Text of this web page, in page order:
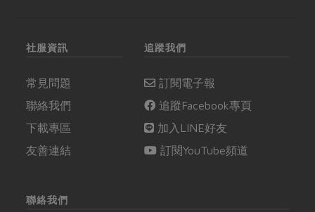
社服資訊
常見問題
聯絡我們
下載專區
友善連結
追蹤我們
訂閱電子報
追蹤Facebook專頁
加入LINE好友
訂閱YouTube頻道
聯絡我們